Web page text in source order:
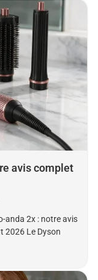
avis complet
anda 2x : notre avis
2026 Le Dyson